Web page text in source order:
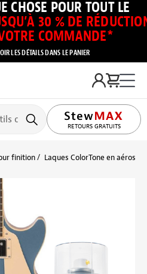
CHOSE POUR TOUT LE
30 % DE
COMMANDE*
LES DÉTAILS DANS LE PANIER
RETOURS GRATUITS
finition Laques ColorTone en aérosol